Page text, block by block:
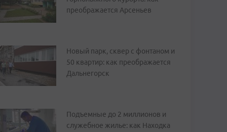
преображается Арсеньев
Новый парк, сквер с фонтаном и
50 квартир: как преображается
Дальнегорск
Подъемные до 2 миллионов и
служебное жилье: как Находка